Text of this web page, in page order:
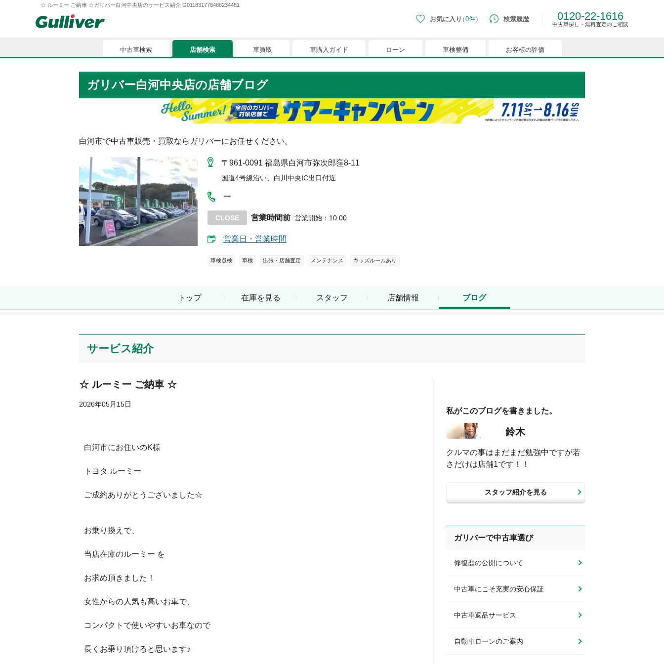
☆ ルーミー ご納車 ☆ガリバー白河中央店のサービス紹介 G011831778488234481
お気に入り 0件
中古車検索
お客様の評価
現在、お気に入りに登録されているおクルマはございません。
お気に入りに登録すると、あなただけのお気に入りのクルマリストでいつでも簡単に比較ができるようになります。
※「お気に入り」の登録を可能にするためにCookie機能を有効にしてください。
検索履歴 0120-22-1616
中古車探し・無料査定のご相談
中古車検索 店舗検索 車買取 車購入ガイド ローン 車検整備 お客様の評価
ガリバー白河中央店の店舗ブログ
白河市で中古車販売・買取ならガリバーにお任せください。
〒961-0091 福島県白河市弥次郎窪8-11
国道4号線沿い、白川中央IC出口付近
ー
CLOSE 営業時間前 営業開始 ： 10:00
営業日・営業時間
車検点検 車検 出張・店舗査定 メンテナンス キッズルームあり
トップ 在庫を見る スタッフ 店舗情報 ブログ
サービス紹介
☆ ルーミー ご納車 ☆
2026年05月15日
白河市にお住いのK様
トヨタ ルーミー
ご成約ありがとうございました☆
お乗り換えで、
当店在庫のルーミー を
お求め頂きました！
女性からの人気も高いお車で、
コンパクトで使いやすいお車なので
長くお乗り頂けると思います♪
私がこのブログを書きました。
鈴木
クルマの事はまだまだ勉強中ですが若
さだけは店舗1です！！
スタッフ紹介を見る
ガリバーで中古車選び
修復歴の公開について
中古車にこそ充実の安心保証
中古車返品サービス
自動車ローンのご案内